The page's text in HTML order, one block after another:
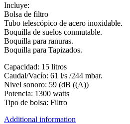
Incluye:
Bolsa de filtro
Tubo telescópico de acero inoxidable.
Boquilla de suelos conmutable.
Boquilla para ranuras.
Boquilla para Tapizados.
Capacidad: 15 litros
Caudal/Vacío: 61 l/s /244 mbar.
Nivel sonoro: 59 (dB ((A))
Potencia: 1300 watts
Tipo de bolsa: Filtro
Additional information